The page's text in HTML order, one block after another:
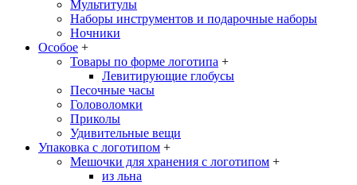
Мультитулы
Наборы инструментов и подарочные наборы
Ночники
Особое +
Товары по форме логотипа +
Левитирующие глобусы
Песочные часы
Головоломки
Приколы
Удивительные вещи
Упаковка с логотипом +
Мешочки для хранения с логотипом +
из льна